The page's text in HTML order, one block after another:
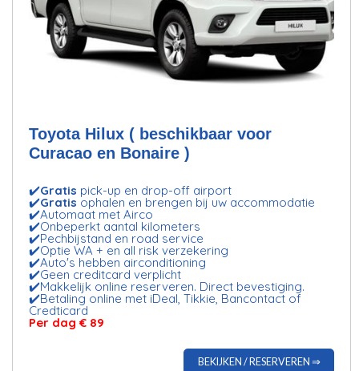
Toyota Hilux ( beschikbaar voor
Curacao en Bonaire )
✔️Gratis pick-up en drop-off airport
✔️Gratis ophalen en brengen bij uw accommodatie
✔️Automaat met Airco
✔️Onbeperkt aantal kilometers
✔️Pechbijstand en road service
✔️Optie WA + en all risk verzekering
✔️Auto's hebben airconditioning
✔️Geen creditcard verplicht
✔️Makkelijk online reserveren. Direct bevestiging.
✔️Betaling online met iDeal, Tikkie, Bancontact of
Credticard
Per dag € 89
BEKIJKEN / RESERVEREN ⇒